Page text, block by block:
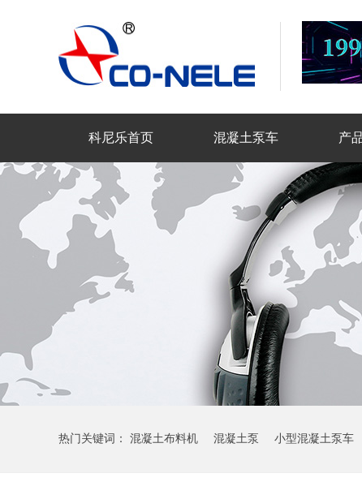
科尼乐首页 混凝土泵车 产
热门关键词： 混凝土布料机 混凝土泵 小型混凝土泵车